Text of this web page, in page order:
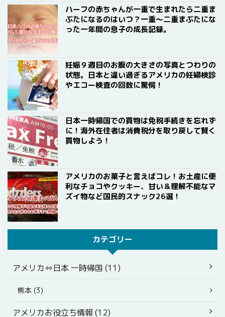
ハーフの赤ちゃんが一重で生まれたら二重ま
ぶたになるのはいつ？一重〜二重まぶたにな
った一年間の息子の成長記録。
妊娠９週目のお腹の大きさの写真とつわりの
状態。日本と違い過ぎるアメリカの妊婦検診
やエコー検査の回数に驚愕！
日本一時帰国での買物は免税手続きを忘れず
に！海外在住者は消費税分を取り戻して賢く
買物しよう！
アメリカのお菓子と言えばコレ！お土産に便
利なチョコやクッキー、甘い＆理解不能なマ
ズイ物など国民的スナック26選！
カテゴリー
アメリカ⇔日本 一時帰国 (11)
熊本 (3)
アメリカお役立ち情報 (12)